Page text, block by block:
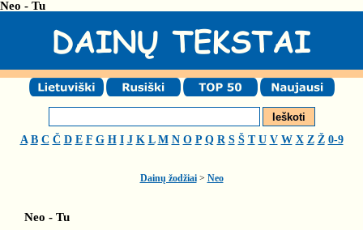
Neo - Tu
A B C Č D E F G H I J K L M N O P Q R S Š T U V W X Z Ž 0-9
Dainų žodžiai> Neo
Neo - Tu